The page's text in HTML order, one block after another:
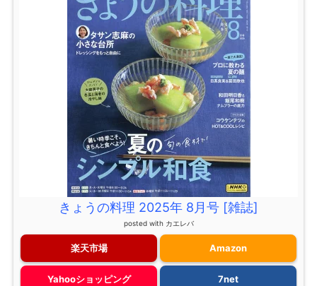
きょうの料理 2025年 8月号 [雑誌]
posted with カエレバ
楽天市場 Amazon
Yahooショッピング 7net